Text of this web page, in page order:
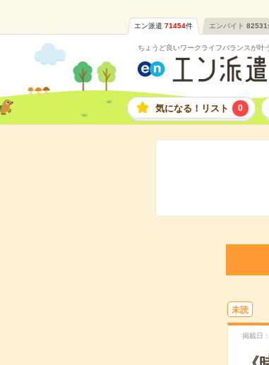
エン派遣 71454件 エンバイト 82531
ちょうど良いワークライフバランスが叶
気になる！リスト 0
未読
掲載日